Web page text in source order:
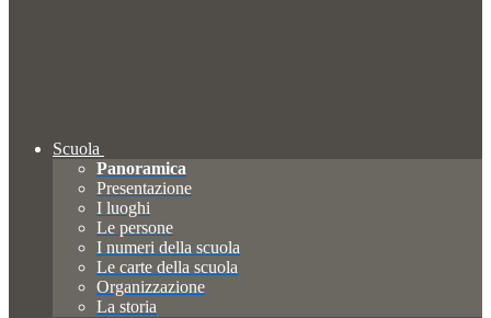
Scuola
Panoramica
Presentazione
I luoghi
Le persone
I numeri della scuola
Le carte della scuola
Organizzazione
La storia